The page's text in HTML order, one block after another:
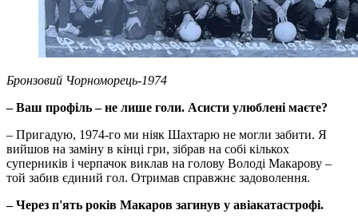
Бронзовий Чорноморець-1974
– Ваш профіль – не лише голи. Асисти улюблені маєте?
– Пригадую, 1974-го ми ніяк Шахтарю не могли забити. Я
вийшов на заміну в кінці гри, зібрав на собі кількох
суперників і черпачок виклав на голову Володі Макарову –
той забив єдиний гол. Отримав справжнє задоволення.
– Через п'ять років Макаров загинув у авіакатастрофі.